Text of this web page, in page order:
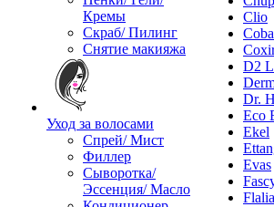
Кремы
Скраб/ Пилинг
Снятие макияжа
Уход за волосами
Спрей/ Мист
Филлер
Сыворотка/
Эссенция/ Масло
Clio
D2
Dr.
Eco
Ekel
Evas
Flalia